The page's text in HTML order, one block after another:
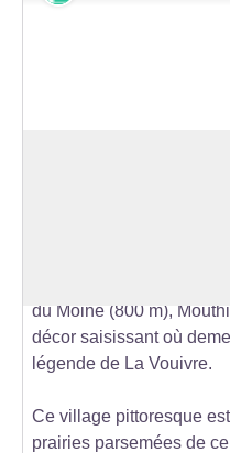
du Moine (800 m),
décor saisissant où
légende de La Vouivre.
Ce village pittoresque
prairies parsemées de